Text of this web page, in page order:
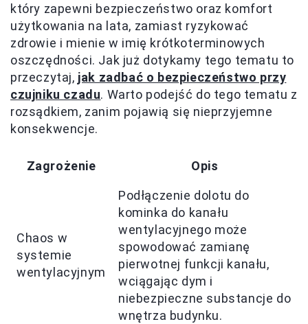
który zapewni bezpieczeństwo oraz komfort
użytkowania na lata, zamiast ryzykować
zdrowie i mienie w imię krótkoterminowych
oszczędności. Jak już dotykamy tego tematu to
przeczytaj, jak zadbać o bezpieczeństwo przy
czujniku czadu. Warto podejść do tego tematu z
rozsądkiem, zanim pojawią się nieprzyjemne
konsekwencje.
Zagrożenie Opis
Chaos w
systemie
wentylacyjnym
Podłączenie dolotu do
kominka do kanału
wentylacyjnego może
spowodować zamianę
pierwotnej funkcji kanału,
wciągając dym i
niebezpieczne substancje do
wnętrza budynku.